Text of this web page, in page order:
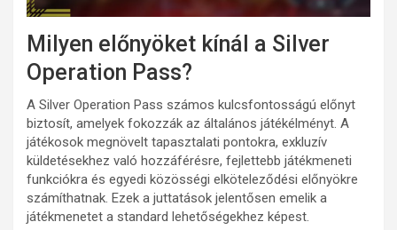
Milyen előnyöket kínál a Silver
Operation Pass?
A Silver Operation Pass számos kulcsfontosságú előnyt
biztosít, amelyek fokozzák az általános játékélményt. A
játékosok megnövelt tapasztalati pontokra, exkluzív
küldetésekhez való hozzáférésre, fejlettebb játékmeneti
funkciókra és egyedi közösségi elköteleződési előnyökre
számíthatnak. Ezek a juttatások jelentősen emelik a
játékmenetet a standard lehetőségekhez képest.